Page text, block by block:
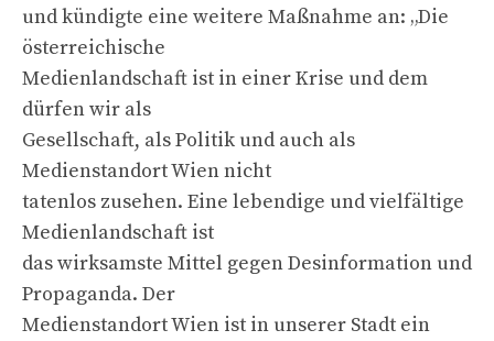
und kündigte eine weitere Maßnahme an: „Die
österreichische
Medienlandschaft ist in einer Krise und dem
dürfen wir als
Gesellschaft, als Politik und auch als
Medienstandort Wien nicht
tatenlos zusehen. Eine lebendige und vielfältige
Medienlandschaft ist
das wirksamste Mittel gegen Desinformation und
Propaganda. Der
Medienstandort Wien ist in unserer Stadt ein